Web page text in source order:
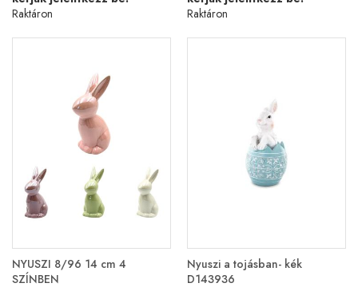
Raktáron
Raktáron
NYUSZI 8/96 14 cm 4
SZÍNBEN
Nyuszi a tojásban- kék
D143936